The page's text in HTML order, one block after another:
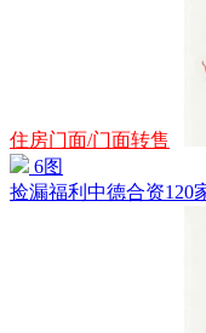
住房门面/门面转售
6图
捡漏福利中德合资120